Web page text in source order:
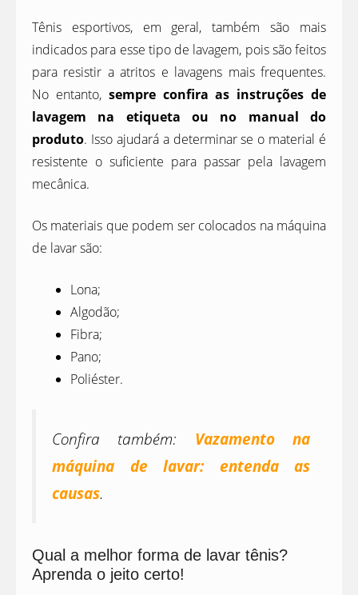
Tênis esportivos, em geral, também são mais
indicados para esse tipo de lavagem, pois são feitos
para resistir a atritos e lavagens mais frequentes.
No entanto, sempre confira as instruções de
lavagem na etiqueta ou no manual do
produto. Isso ajudará a determinar se o material é
resistente o suficiente para passar pela lavagem
mecânica.
Os materiais que podem ser colocados na máquina
de lavar são:
Lona;
Algodão;
Fibra;
Pano;
Poliéster.
Confira também: Vazamento na
máquina de lavar: entenda as
causas.
Qual a melhor forma de lavar tênis?
Aprenda o jeito certo!